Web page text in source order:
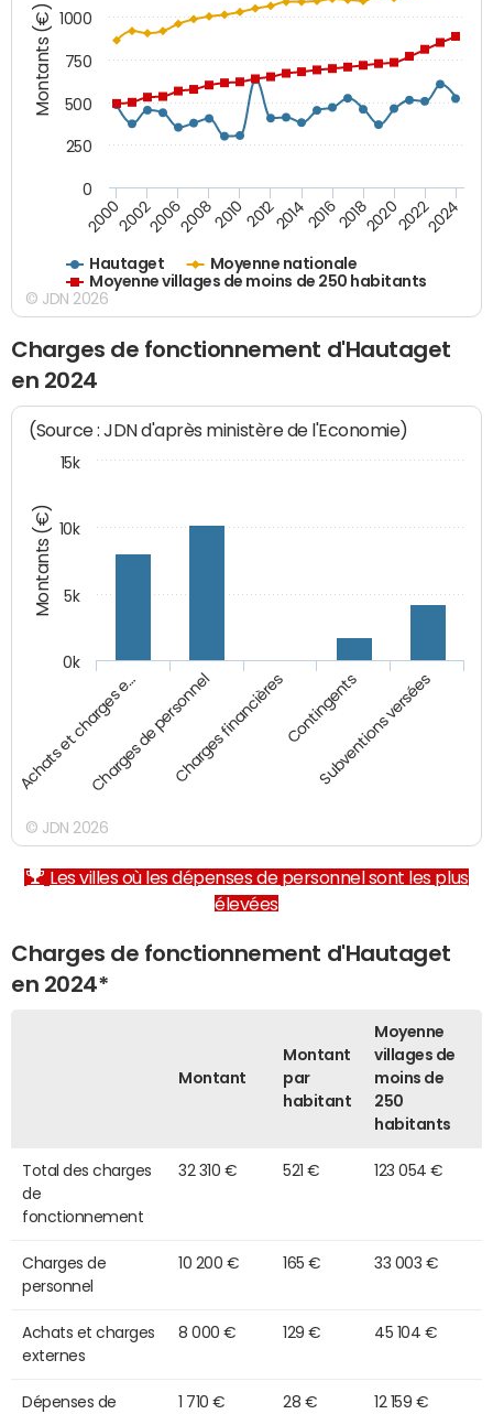
Montants (€)
Hautaget
Moyenne nationale
Moyenne villages de moins de 250 habitants
200020022006200820102012201420162018202020222024
0
250
500
750
1000
© JDN 2026
Charges de fonctionnement d'Hautaget
en 2024
Montants (€)
(Source : JDN d'après ministère de l'Economie)
Achats et charges e…Charges de personnelCharges financièresContingents
Subventions versées
0k
5k
10k
15k
© JDN 2026
Les villes où les dépenses de personnel sont les plus
élevées
Charges de fonctionnement d'Hautaget
en 2024*
Montant
Montant
par
habitant
Moyenne
villages de
moins de
250
habitants
Total des charges
de
fonctionnement
32 310 € 521 € 123 054 €
Charges de
personnel
10 200 € 165 € 33 003 €
Achats et charges
externes
8 000 € 129 € 45 104 €
Dépenses de 1 710 € 28 € 12 159 €